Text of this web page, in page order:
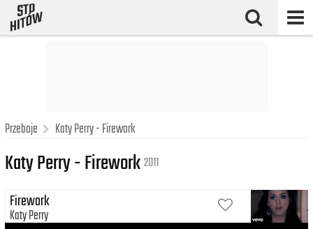
Przeboje Katy Perry - Firework
Katy Perry - Firework2011
Firework
Katy Perry